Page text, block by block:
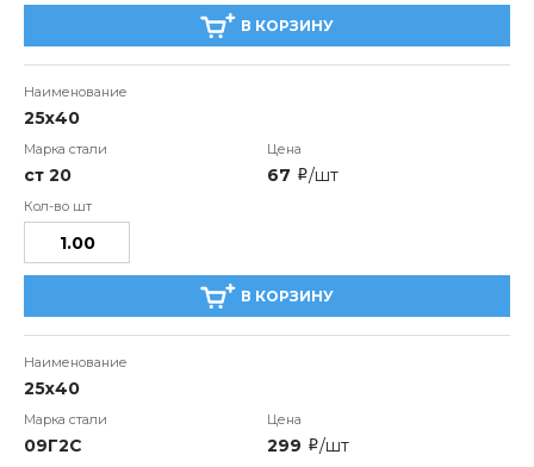
В КОРЗИНУ
25х40
ст 20 67 i/шт
В КОРЗИНУ
25х40
09Г2С 299 i/шт